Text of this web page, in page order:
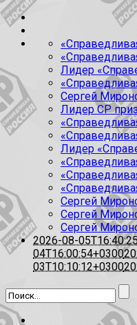
Лидер
Сергей
Лидер СР
Лидер
Сергей
Сергей
Сергей
2026-08-
04T16:00:54+0300
03T10:10:12+0300